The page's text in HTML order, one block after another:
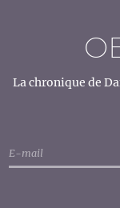
La chronique de